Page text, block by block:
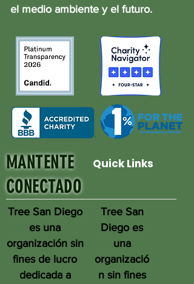
el medio ambiente y el futuro.
MANTENTE
CONECTADO
Quick Links
Tree San Diego
es una
organización sin
fines de lucro
dedicada a
Tree San
Diego es
una
organizació
n sin fines